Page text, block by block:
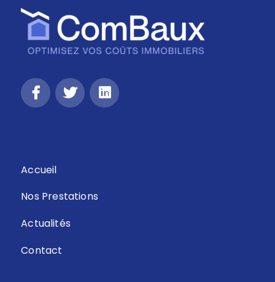
Accueil
Nos Prestations
Actualités
Contact